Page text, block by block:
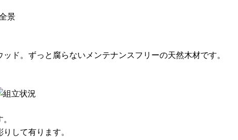
ド。ずっと腐らないメンテナンスフリーの天然木材です。
して有ります。